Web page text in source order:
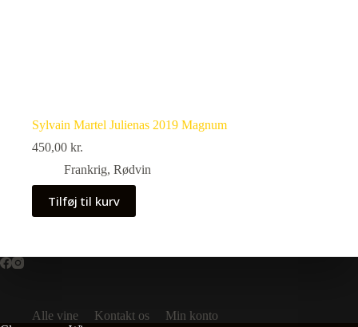
Sylvain Martel Julienas 2019 Magnum
450,00 kr.
Frankrig, Rødvin
Tilføj til kurv
Alle vine Kontakt os
Min konto